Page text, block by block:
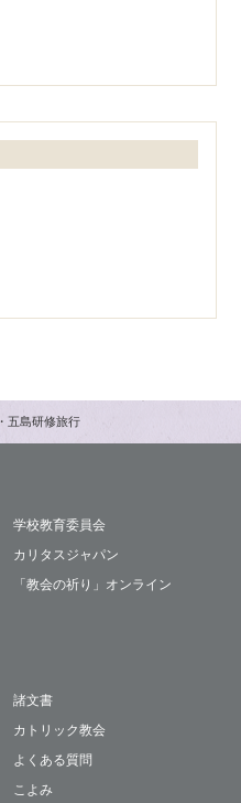
五島研修旅行
学校教育委員会
カリタスジャパン
「教会の祈り」オンライン
諸文書
カトリック教会
よくある質問
こよみ